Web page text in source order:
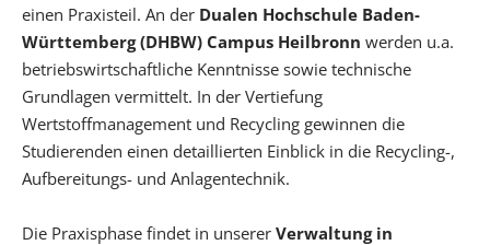
einen Praxisteil. An der Dualen Hochschule Baden-
Württemberg (DHBW) Campus Heilbronn werden u.a.
betriebswirtschaftliche Kenntnisse sowie technische
Grundlagen vermittelt. In der Vertiefung
Wertstoffmanagement und Recycling gewinnen die
Studierenden einen detaillierten Einblick in die Recycling-,
Aufbereitungs- und Anlagentechnik.
Die Praxisphase findet in unserer Verwaltung in